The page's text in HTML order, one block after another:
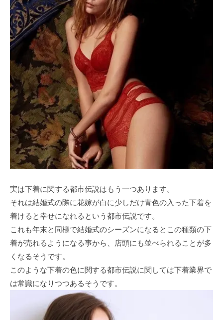
実は下着に関する都市伝説はもう一つあります。
それは結婚式の際に花嫁が白に少しだけ青色の入った下着を
着けると幸せになれるという都市伝説です。
これも年末と同様で結婚式のシーズンになるとこの種類の下
着が売れるようになる事から、店頭にも並べられることが多
くなるそうです。
このような下着の色に関する都市伝説に関しては下着業界で
は常識になりつつあるそうです。